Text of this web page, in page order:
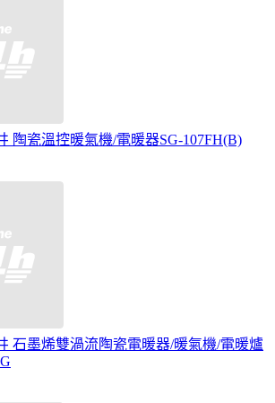
陶瓷溫控暖氣機/電暖器SG-107FH(B)
石墨烯雙渦流陶瓷電暖器/暖氣機/電暖爐